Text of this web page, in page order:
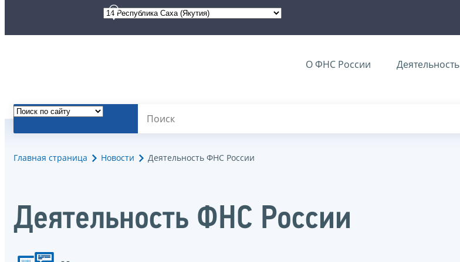
О ФНС России Деятельность
Главная страница Новости Деятельность ФНС России
Деятельность ФНС России